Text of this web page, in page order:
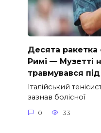
Десята ракетка
Римі — Музетті
травмувався
Італійський
зазнав болісної
0 33